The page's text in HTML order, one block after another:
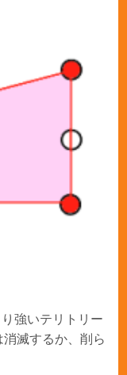
強いテリトリー
滅するか、削ら